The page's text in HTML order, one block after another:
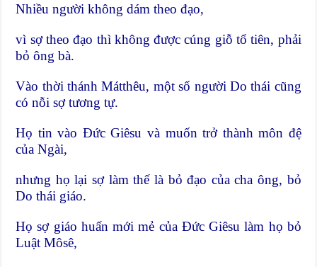
Nhiều người không dám theo đạo,
vì sợ theo đạo thì không được cúng giỗ tổ tiên, phải
bỏ ông bà.
Vào thời thánh Mátthêu, một số người Do thái cũng
có nỗi sợ tương tự.
Họ tin vào Đức Giêsu và muốn trở thành môn đệ
của Ngài,
nhưng họ lại sợ làm thế là bỏ đạo của cha ông, bỏ
Do thái giáo.
Họ sợ giáo huấn mới mẻ của Đức Giêsu làm họ bỏ
Luật Môsê,